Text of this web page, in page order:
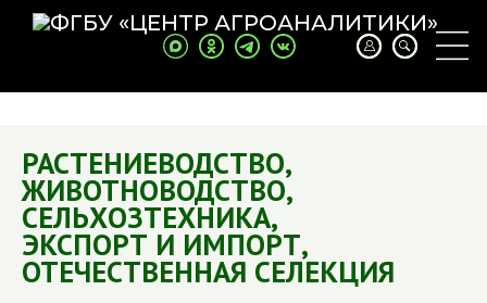
РАСТЕНИЕВОДСТВО,
ЖИВОТНОВОДСТВО,
СЕЛЬХОЗТЕХНИКА,
ЭКСПОРТ И ИМПОРТ,
ОТЕЧЕСТВЕННАЯ СЕЛЕКЦИЯ